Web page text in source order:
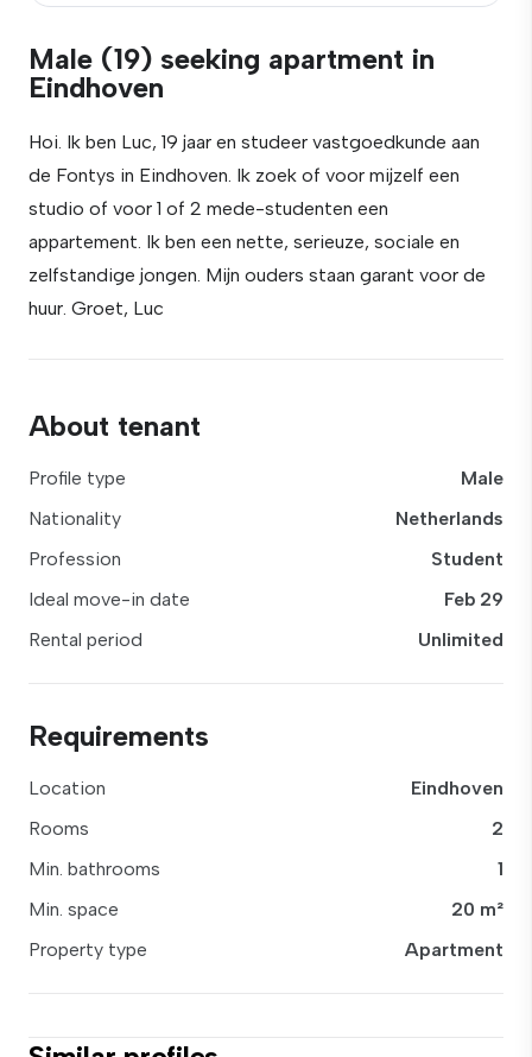
Male (19) seeking apartment in
Eindhoven
Hoi. Ik ben Luc, 19 jaar en studeer vastgoedkunde aan
de Fontys in Eindhoven. Ik zoek of voor mijzelf een
studio of voor 1 of 2 mede-studenten een
appartement. Ik ben een nette, serieuze, sociale en
zelfstandige jongen. Mijn ouders staan garant voor de
huur. Groet, Luc
About tenant
Profile type
Male
Nationality
Netherlands
Profession
Student
Ideal move-in date
Feb 29
Rental period
Unlimited
Requirements
Location
Eindhoven
Rooms
2
Min. bathrooms
1
Min. space
20 m²
Property type
Apartment